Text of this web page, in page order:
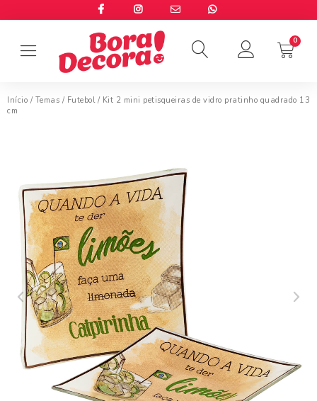
Início / Temas / Futebol/ Kit 2 mini petisqueiras de vidro pratinho quadrado 13
cm